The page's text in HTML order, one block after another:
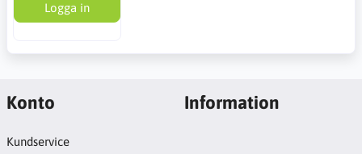
Logga in
Konto
Kundservice
Information